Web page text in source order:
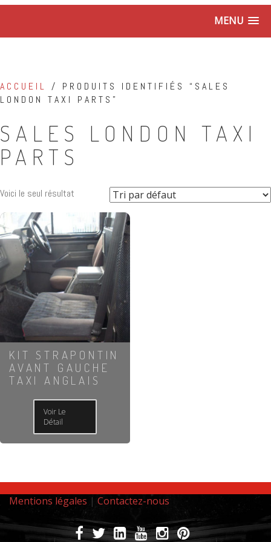
MENU
ACCUEIL / PRODUITS IDENTIFIÉS “SALES
LONDON TAXI PARTS”
SALES LONDON TAXI
PARTS
Voici le seul résultat
KIT STRAPONTIN
AVANT GAUCHE
TAXI ANGLAIS
Voir Le
Détail
Mentions légales | Contactez-nous